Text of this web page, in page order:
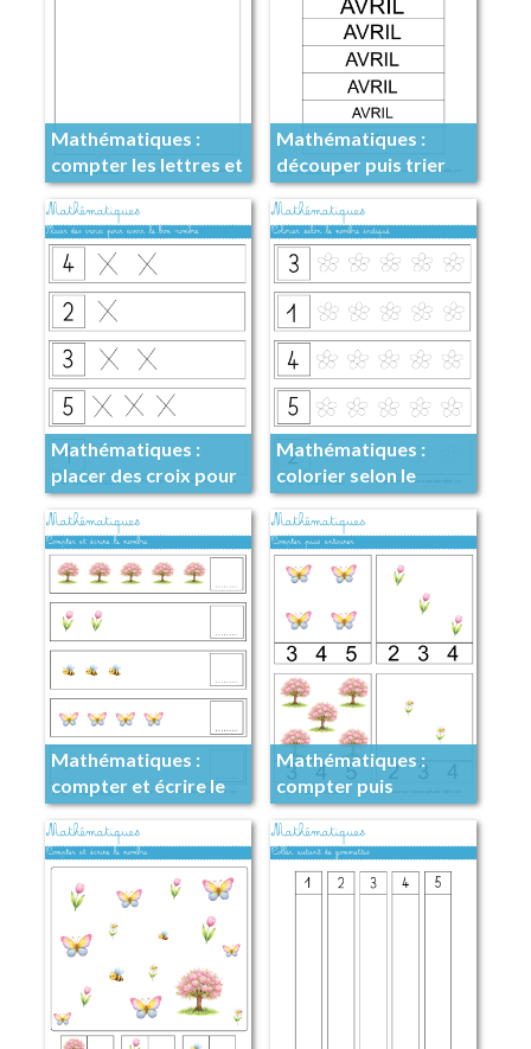
Mathématiques :
compter les lettres et
coller des gommettes
Mathématiques :
découper puis trier
Mathématiques :
placer des croix pour
avoir le bon nombre
Mathématiques :
colorier selon le
nombre indiqué
Mathématiques :
compter et écrire le
nombre
Mathématiques :
compter puis
entourer